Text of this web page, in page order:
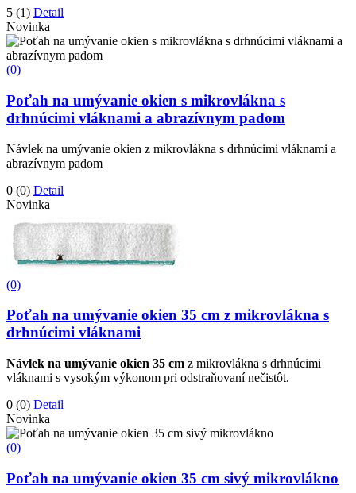
5 (1) Detail
Novinka
(0)
Poťah na umývanie okien s mikrovlákna s
drhnúcimi vláknami a abrazívnym padom
Návlek na umývanie okien z mikrovlákna s drhnúcimi vláknami a
abrazívnym padom
0 (0) Detail
Novinka
(0)
Poťah na umývanie okien 35 cm z mikrovlákna s
drhnúcimi vláknami
Návlek na umývanie okien 35 cm z mikrovlákna s drhnúcimi
vláknami s vysokým výkonom pri odstraňovaní nečistôt.
0 (0) Detail
Novinka
(0)
Poťah na umývanie okien 35 cm sivý mikrovlákno